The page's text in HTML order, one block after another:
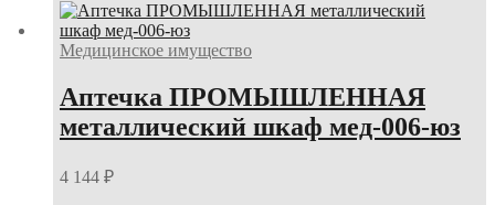
Медицинское имущество
Аптечка ПРОМЫШЛЕННАЯ
металлический шкаф мед-006-юз
4 144 ₽